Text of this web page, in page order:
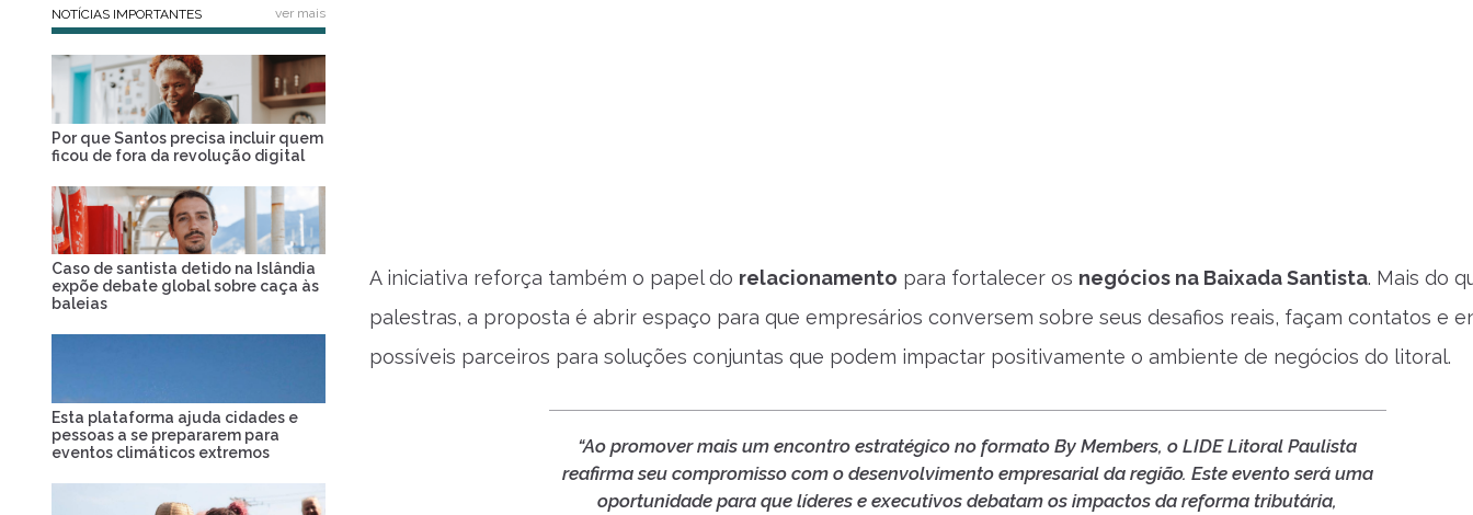
A iniciativa reforça também o papel do relacionamento para fortalecer os negócios na Baixada Santista. Mais do
palestras, a proposta é abrir espaço para que empresários conversem sobre seus desafios reais, façam contatos e
possíveis parceiros para soluções conjuntas que podem impactar positivamente o ambiente de negócios do litoral.
“Ao promover mais um encontro estratégico no formato By Members, oLIDELitoral Paulista
reafirma seu compromisso com o desenvolvimento empresarial da região. Este evento será uma
oportunidade para que líderes e executivos debatam os impactos da reforma tributária,
NOTÍCIAS IMPORTANTES ver mais
Por que Santos precisa incluir quem
ficou de fora da revolução digital
Caso de santista detido na Islândia
expõe debate global sobre caça às
baleias
Esta plataforma ajuda cidades e
pessoas a se prepararem para
eventos climáticos extremos